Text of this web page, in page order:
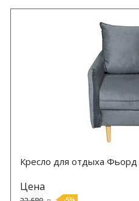
Кресло для отдыха Фьорд
Цена